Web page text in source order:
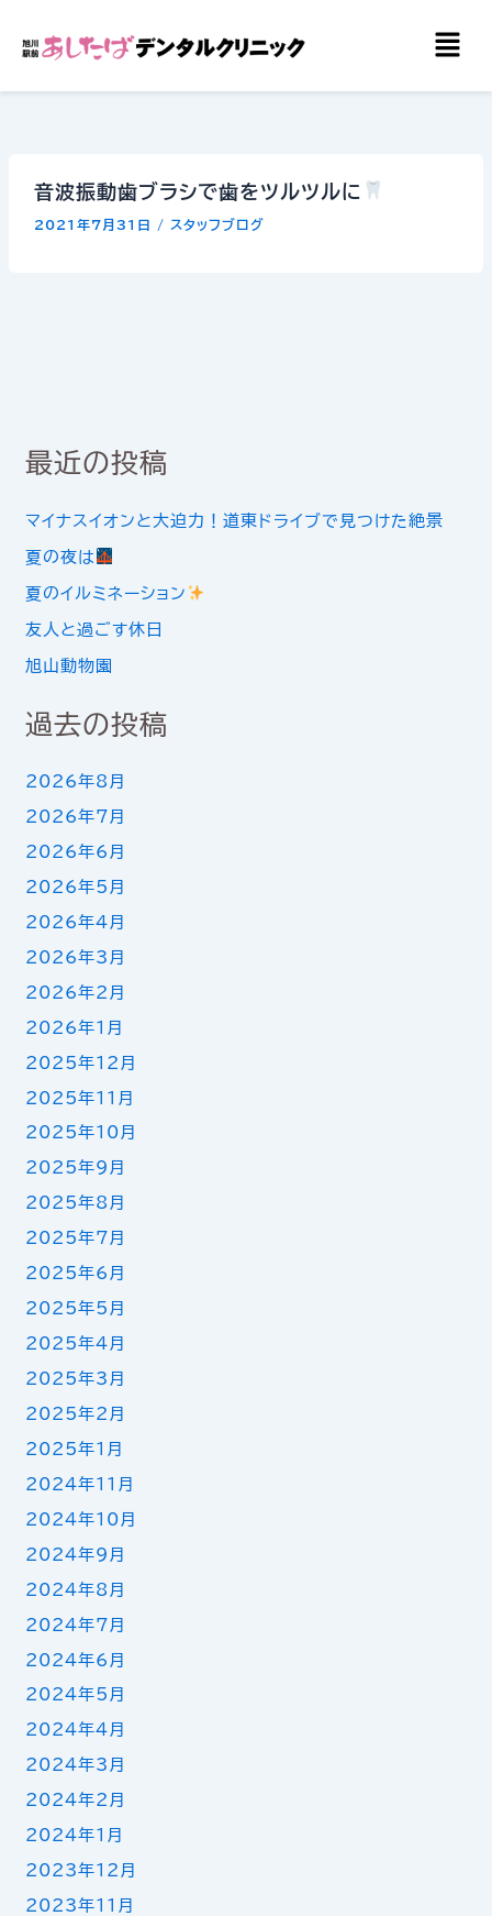
メ
ニ
音波振動歯ブラシで歯をツルツルに
2021年7月31日 / スタッフブログ
最近の投稿
マイナスイオンと大迫力！道東ドライブで見つけた絶景
夏の夜は
夏のイルミネーション
友人と過ごす休日
旭山動物園
過去の投稿
2026年8月
2026年7月
2026年6月
2026年5月
2026年4月
2026年3月
2026年2月
2026年1月
2025年12月
2025年11月
2025年10月
2025年9月
2025年8月
2025年7月
2025年6月
2025年5月
2025年4月
2025年3月
2025年2月
2025年1月
2024年11月
2024年10月
2024年9月
2024年8月
2024年7月
2024年6月
2024年5月
2024年4月
2024年3月
2024年2月
2024年1月
2023年12月
2023年11月